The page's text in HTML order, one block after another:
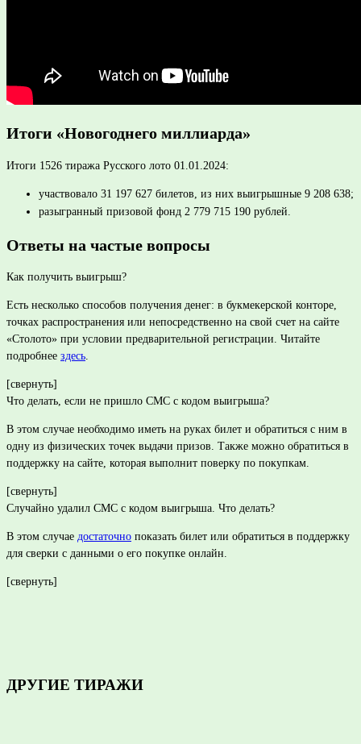
Итоги «Новогоднего миллиарда»
Итоги 1526 тиража Русского лото 01.01.2024:
участвовало 31 197 627 билетов, из них выигрышные 9 208 638;
разыгранный призовой фонд 2 779 715 190 рублей.
Ответы на частые вопросы
Как получить выигрыш?
Есть несколько способов получения денег: в букмекерской конторе,
точках распространения или непосредственно на свой счет на сайте
«Столото» при условии предварительной регистрации. Читайте
подробнее здесь.
[свернуть]
Что делать, если не пришло СМС с кодом выигрыша?
В этом случае необходимо иметь на руках билет и обратиться с ним в
одну из физических точек выдачи призов. Также можно обратиться в
поддержку на сайте, которая выполнит поверку по покупкам.
[свернуть]
Случайно удалил СМС с кодом выигрыша. Что делать?
В этом случае достаточно показать билет или обратиться в поддержку
для сверки с данными о его покупке онлайн.
[свернуть]
ДРУГИЕ ТИРАЖИ